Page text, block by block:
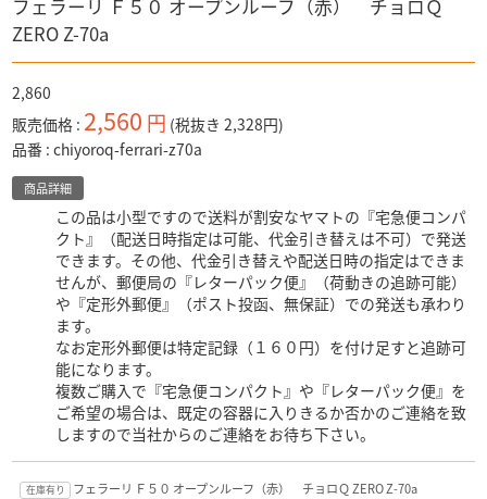
フェラーリ Ｆ５０ オープンルーフ（赤） チョロＱ
ZERO Z-70a
2,860
販売価格 2,560 円 (税抜き 2,328円)
品番 chiyoroq-ferrari-z70a
商品詳細
この品は小型ですので送料が割安なヤマトの『宅急便コンパ
クト』（配送日時指定は可能、代金引き替えは不可）で発送
できます。その他、代金引き替えや配送日時の指定はできま
せんが、郵便局の『レターパック便』（荷動きの追跡可能）
や『定形外郵便』（ポスト投函、無保証）での発送も承わり
ます。
なお定形外郵便は特定記録（１６０円）を付け足すと追跡可
能になります。
複数ご購入で『宅急便コンパクト』や『レターパック便』を
ご希望の場合は、既定の容器に入りきるか否かのご連絡を致
しますので当社からのご連絡をお待ち下さい。
在庫有り フェラーリ Ｆ５０ オープンルーフ（赤） チョロＱ ZERO Z-70a